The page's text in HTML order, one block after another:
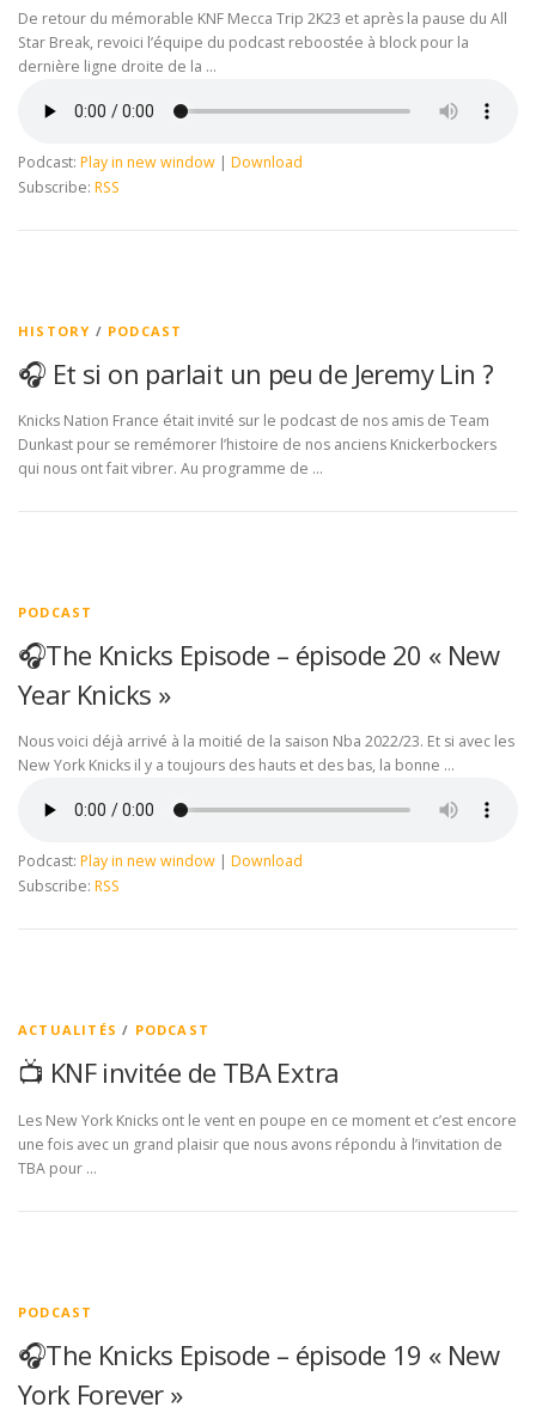
De retour du mémorable KNF Mecca Trip 2K23 et après la pause du All
Star Break, revoici l’équipe du podcast reboostée à block pour la
dernière ligne droite de la …
Podcast: Play in new window | Download
Subscribe: RSS
HISTORY / PODCAST
🎧 Et si on parlait un peu de Jeremy Lin ?
Knicks Nation France était invité sur le podcast de nos amis de Team
Dunkast pour se remémorer l’histoire de nos anciens Knickerbockers
qui nous ont fait vibrer. Au programme de …
PODCAST
🎧The Knicks Episode – épisode 20 « New
Year Knicks »
Nous voici déjà arrivé à la moitié de la saison Nba 2022/23. Et si avec les
New York Knicks il y a toujours des hauts et des bas, la bonne …
Podcast: Play in new window
Download
Subscribe: RSS
ACTUALITÉS / PODCAST
📺 KNF invitée de TBA Extra
Les New York Knicks ont le vent en poupe en ce moment et c’est encore
une fois avec un grand plaisir que nous avons répondu à l’invitation de
TBA pour …
PODCAST
🎧The Knicks Episode – épisode 19 « New
York Forever »